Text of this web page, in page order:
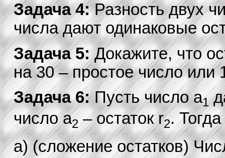
Задача 4:Разность двух
числа дают одинаковые
Задача 5:Докажите, что
на 30 – простое число или
Задача 6:Пусть число a1
число a2– остаток r2. Тогда
а) (сложение остатков)